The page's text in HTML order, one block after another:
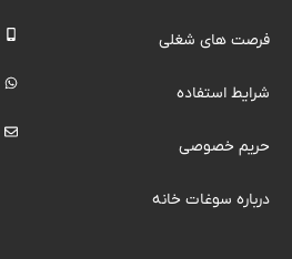
فرصت های شغلی
شرایط استفاده
حریم خصوصی
درباره سوغات خانه